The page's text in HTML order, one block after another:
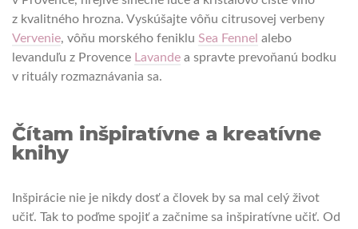
z kvalitného hrozna. Vyskúšajte vôňu citrusovej verbeny
Vervenie, vôňu morského feniklu Sea Fennel alebo
levanduľu z Provence Lavande a spravte prevoňanú bodku
v rituály rozmaznávania sa.
Čítam inšpiratívne a kreatívne
knihy
Inšpirácie nie je nikdy dosť a človek by sa mal celý život
učiť. Tak to poďme spojiť a začnime sa inšpiratívne učiť. Od